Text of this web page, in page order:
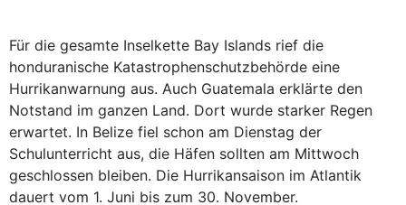
Für die gesamte Inselkette Bay Islands rief die
honduranische Katastrophenschutzbehörde eine
Hurrikanwarnung aus. Auch Guatemala erklärte den
Notstand im ganzen Land. Dort wurde starker Regen
erwartet. In Belize fiel schon am Dienstag der
Schulunterricht aus, die Häfen sollten am Mittwoch
geschlossen bleiben. Die Hurrikansaison im Atlantik
dauert vom 1. Juni bis zum 30. November.